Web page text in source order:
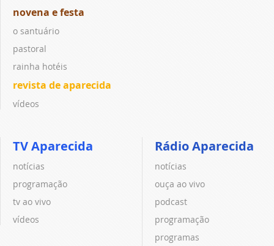
novena e festa
o santuário
pastoral
rainha hotéis
revista de aparecida
vídeos
TV Aparecida
notícias
programação
tv ao vivo
vídeos
Rádio Aparecida
notícias
ouça ao vivo
podcast
programação
programas